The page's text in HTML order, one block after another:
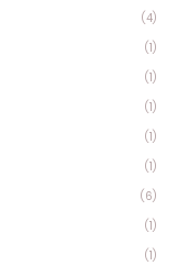
(4)
(1)
(1)
(1)
(1)
(1)
(6)
(1)
(1)